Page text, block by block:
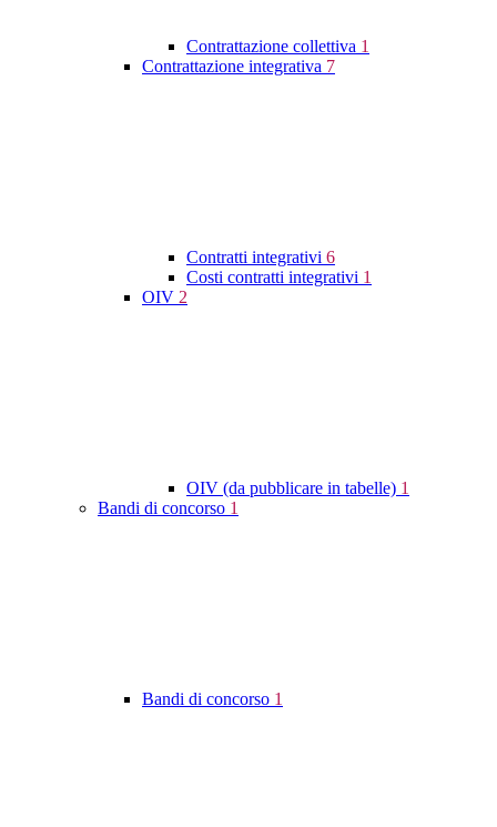
Contrattazione collettiva 1
Contrattazione integrativa 7
Contratti integrativi 6
Costi contratti integrativi 1
OIV 2
OIV (da pubblicare in tabelle) 1
Bandi di concorso 1
Bandi di concorso 1